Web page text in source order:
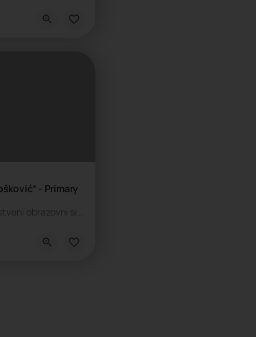
- Primary
Škola „Ruđer Bošković” je jedinstveni obrazovni sistem koji čine prva privatna Osnovna škola i Gimnazija. Obe…
škola